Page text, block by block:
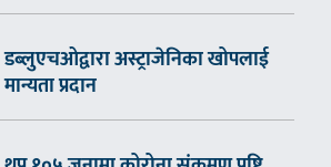
डब्लुएचओद्वारा अस्ट्राजेनिका खोपलाई
मान्यता प्रदान